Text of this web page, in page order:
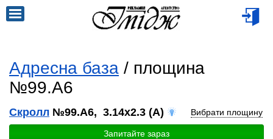
Адресна база / площина
№99.A6
Скролл №99.A6, 3.14x2.3 (A) Вибрати площину
Запитайте зараз